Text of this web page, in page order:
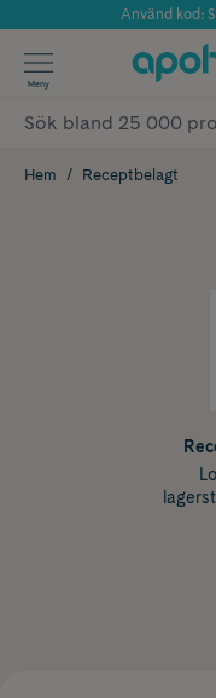
Årets
Använd kod:
✓
Meny
Hem Receptbelagt